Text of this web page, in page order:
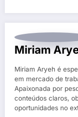
Miriam
Miriam Aryeh é
em mercado de
Apaixonada por
conteúdos claros,
oportunidades no